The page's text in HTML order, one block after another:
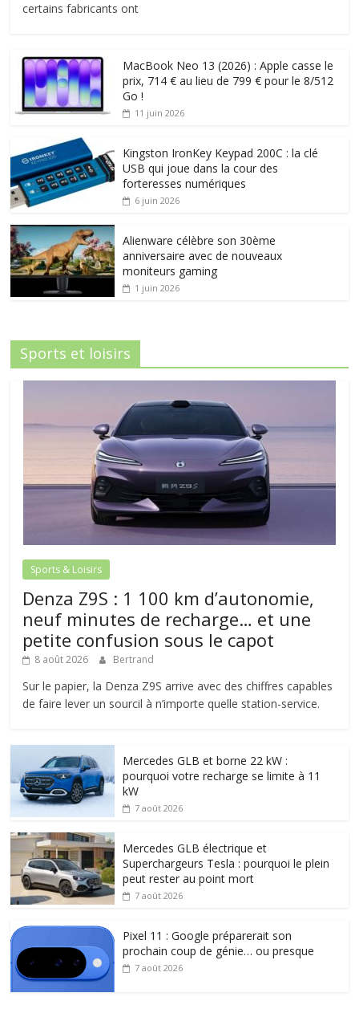
certains fabricants ont
MacBook Neo 13 (2026) : Apple casse le
prix, 714 € au lieu de 799 € pour le 8/512
Go !
11 juin 2026
Kingston IronKey Keypad 200C : la clé
USB qui joue dans la cour des
forteresses numériques
6 juin 2026
Alienware célèbre son 30ème
anniversaire avec de nouveaux
moniteurs gaming
1 juin 2026
Sports et loisirs
Sports & Loisirs
Denza Z9S : 1 100 km d’autonomie,
neuf minutes de recharge… et une
petite confusion sous le capot
8 août 2026 Bertrand
Sur le papier, la Denza Z9S arrive avec des chiffres capables
de faire lever un sourcil à n’importe quelle station-service.
Mercedes GLB et borne 22 kW :
pourquoi votre recharge se limite à 11
kW
7 août 2026
Mercedes GLB électrique et
Superchargeurs Tesla : pourquoi le plein
peut rester au point mort
7 août 2026
Pixel 11 : Google préparerait son
prochain coup de génie… ou presque
7 août 2026